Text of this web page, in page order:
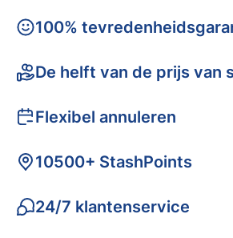
100%
De helft van de prijs van
Flexibel annuleren
10500+ StashPoints
24/7 klantenservice